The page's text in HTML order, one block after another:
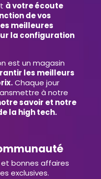
à votre écoute
de vos
meilleures
la configuration
est un magasin
les meilleurs
Chaque jour
à notre
savoir et notre
la high tech.
bonnes affaires
exclusives.